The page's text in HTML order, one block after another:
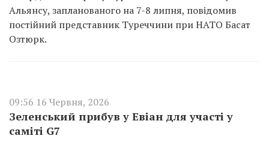
Альянсу, запланованого на 7-8 липня, повідомив
постійний представник Туреччини при НАТО Басат
Озтюрк.
09:56 16 Червня, 2026
Зеленський прибув у Евіан для участі у
саміті G7